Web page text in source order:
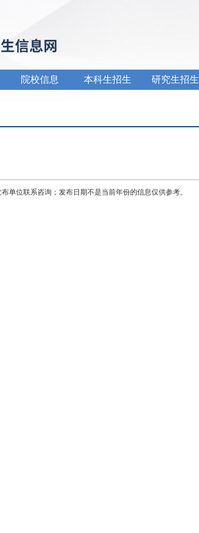
院校信息 本科生招生 研究生招生
单位联系咨询；发布日期不是当前年份的信息仅供参考。